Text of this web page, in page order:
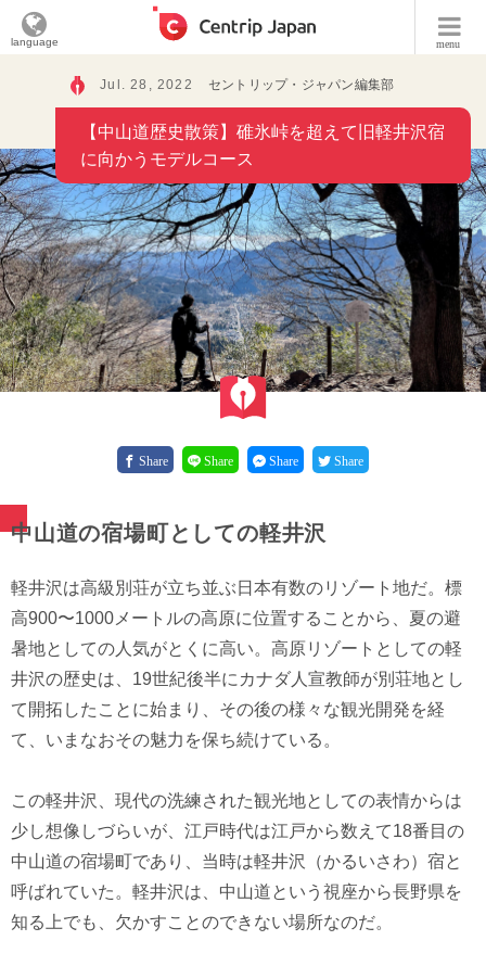
menu
language
Jul. 28, 2022 セントリップ・ジャパン編集部
【中山道歴史散策】碓氷峠を超えて旧軽井沢宿
に向かうモデルコース
Share Share Share Share
中山道の宿場町としての軽井沢
軽井沢は高級別荘が立ち並ぶ日本有数のリゾート地だ。標
高900〜1000メートルの高原に位置することから、夏の避
暑地としての人気がとくに高い。高原リゾートとしての軽
井沢の歴史は、19世紀後半にカナダ人宣教師が別荘地とし
て開拓したことに始まり、その後の様々な観光開発を経
て、いまなおその魅力を保ち続けている。
この軽井沢、現代の洗練された観光地としての表情からは
少し想像しづらいが、江戸時代は江戸から数えて18番目の
中山道の宿場町であり、当時は軽井沢（かるいさわ）宿と
呼ばれていた。軽井沢は、中山道という視座から長野県を
知る上でも、欠かすことのできない場所なのだ。